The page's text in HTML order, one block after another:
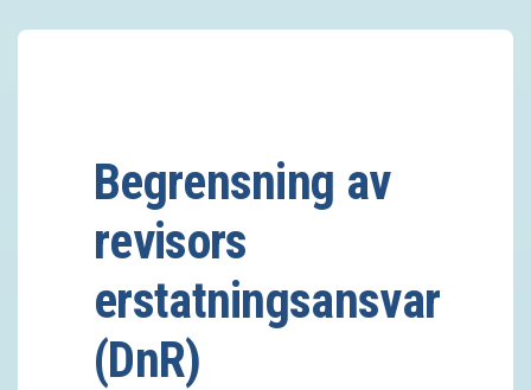
Begrensning av
revisors
erstatningsansvar
(DnR)